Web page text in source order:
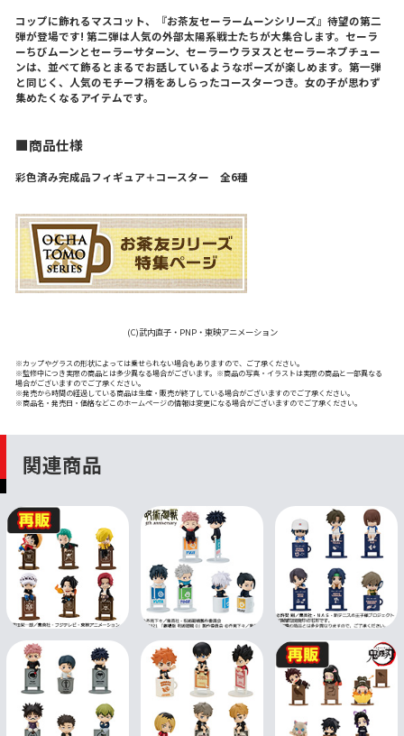
コップに飾れるマスコット、『お茶友セーラームーンシリーズ』待望の第二
弾が登場です! 第二弾は人気の外部太陽系戦士たちが大集合します。セーラ
ーちびムーンとセーラーサターン、セーラーウラヌスとセーラーネプチュー
ンは、並べて飾るとまるでお話しているようなポーズが楽しめます。第一弾
と同じく、人気のモチーフ柄をあしらったコースターつき。女の子が思わず
集めたくなるアイテムです。
■商品仕様
彩色済み完成品フィギュア＋コースター 全6種
(C)武内直子・PNP・東映アニメーション
※カップやグラスの形状によっては乗せられない場合もありますので、ご了承ください。
※監修中につき実際の商品とは多少異なる場合がございます。※商品の写真・イラストは実際の商品と一部異なる
場合がございますのでご了承ください。
※発売から時間の経過している商品は生産・販売が終了している場合がございますのでご了承ください。
※商品名・発売日・価格などこのホームページの情報は変更になる場合がございますのでご了承ください。
関連商品